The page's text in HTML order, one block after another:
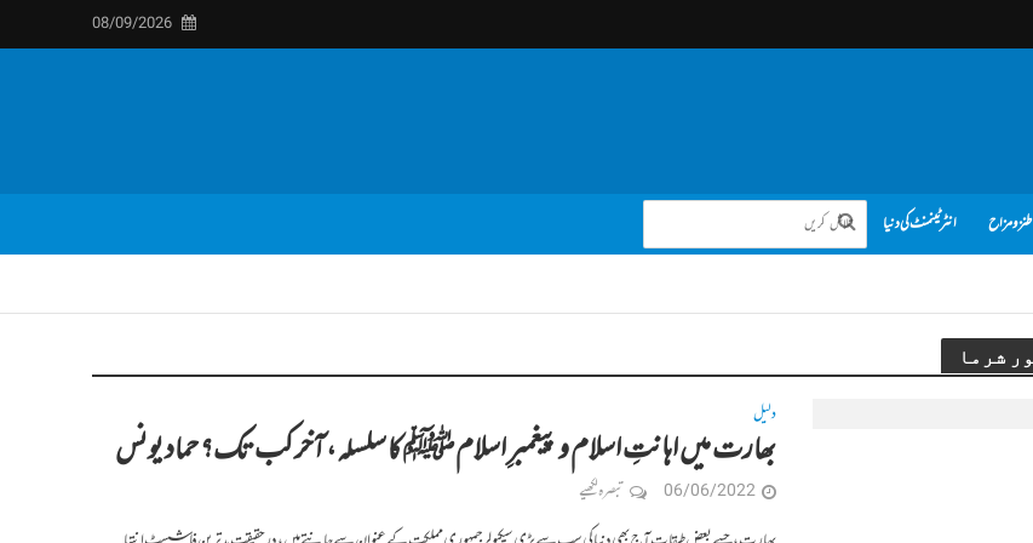
08/09/2026
طنز و مزاح انٹرٹینمنٹ کی دنیا
دلیل
بھارت میں اہانتِ اسلام و پیغمبرِ اسلام ﷺ کا سلسلہ، آخر کب تک؟ حماد یونس
06/06/2022 تبصرہ لکھیے